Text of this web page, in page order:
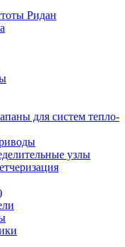
Ридан
для систем тепло-
узлы